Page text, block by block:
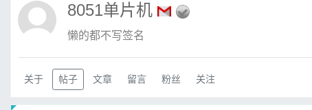
8051单片机
懒的都不写签名
关于 帖子 文章 留言 粉丝 关注